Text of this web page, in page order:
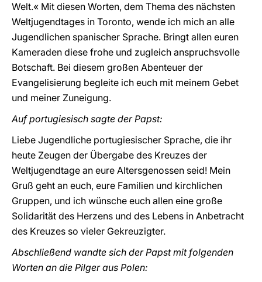
Welt.« Mit diesen Worten, dem Thema des nächsten
Weltjugendtages in Toronto, wende ich mich an alle
Jugendlichen spanischer Sprache. Bringt allen euren
Kameraden diese frohe und zugleich anspruchsvolle
Botschaft. Bei diesem großen Abenteuer der
Evangelisierung begleite ich euch mit meinem Gebet
und meiner Zuneigung.
Auf portugiesisch sagte der Papst:
Liebe Jugendliche portugiesischer Sprache, die ihr
heute Zeugen der Übergabe des Kreuzes der
Weltjugendtage an eure Altersgenossen seid! Mein
Gruß geht an euch, eure Familien und kirchlichen
Gruppen, und ich wünsche euch allen eine große
Solidarität des Herzens und des Lebens in Anbetracht
des Kreuzes so vieler Gekreuzigter.
Abschließend wandte sich der Papst mit folgenden
Worten an die Pilger aus Polen: